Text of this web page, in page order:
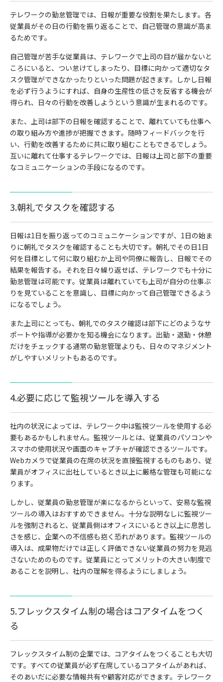
テレワークの勤怠管理では、日報が重要な役割を果たします。各
従業員がその日の行動を振り返ることで、自己管理の意識が高ま
るためです。
自己管理が苦手な従業員は、テレワークで上司の目が届かないと
ころにいると、つい怠けてしまったり、目標に向かって適切なタ
スク管理ができなかったりといった問題が起きます。しかし日報
を必ず行うようにすれば、自身の生産性の低さを反省する機会が
得られ、日々の行動を改善しようという意識が生まれるのです。
また、上司は部下の日報を確認することで、離れていても仕事へ
の取り組み方や進捗が把握できます。随時フィードバックを行
い、行動を改善するために共に取り組むこともできるでしょう。
互いに離れて仕事するテレワークでは、日報は上司と部下の重要
なコミュニケーションの手段になるのです。
3.朝礼でタスクを確認する
日報は1日を振り返ってのコミュニケーションですが、1日の始ま
りに朝礼でタスクを確認することも大切です。 朝礼でその日1日
何を目標として何に取り組むか上司や同僚に報告し、日報でその
結果を報告する。それを日々繰り返せば、テレワークでも十分に
勤怠管理は可能です。従業員は離れていても上司が自分の仕事ぶ
りを見ていることを意識し、目標に向かって自己管理できるよう
になるでしょう。
また上司にとっても、朝礼でのタスク確認は部下にどのようなサ
ポートや指導が必要かを知る機会になります。出勤・退勤・休憩
だけをチェックする通常の勤怠管理よりも、日々のマネジメント
がしやすいメリットもあるのです。
4.必要に応じて監視ツールを導入する
社内の状況によっては、テレワーク中は監視ツールを使用する必
要もあるかもしれません。監視ツールとは、従業員のパソコンや
スマホの使用状況や画面のキャプチャが確認できるツールです。
Webカメラで従業員の在席の状況を直接監視するものもあり、従
業員がオフィスに出社しているとき以上に厳格な管理も可能にな
ります。
しかし、従業員の勤怠管理が楽になるからといって、安易な監視
ツールの導入はおすすめできません。十分な説明なしに監視ツー
ルを強制されると、従業員側はオフィスにいるとき以上に息苦し
さを感じ、企業への不信感も抱く恐れがあります。監視ツールの
導入は、成果物だけでは正しく評価できない従業員の努力を見逃
さないためのものです。従業員にとってメリットの大きい制度で
あることを説明し、社内の理解を得るようにしましょう。
5.フレックスタイム制の場合はコアタイムをつく
る
フレックスタイム制の企業では、コアタイムをつくることも大切
です。すべての従業員が必ず在席しているコアタイムがあれば、
そのあいだに必要な情報共有や顧客対応ができます。テレワーク